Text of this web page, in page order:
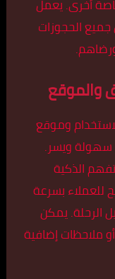
أخرى. يعمل
الحجوزات
والموقع
وموقع
سهولة ويسر.
الذكية
للعملاء بسرعة
الرحلة. يمكن
ملاحظات إضافية